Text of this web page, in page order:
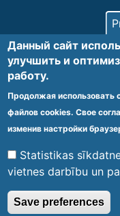
Обеспечиваем
функциональными
Footer
menu
Vietnes
© 2020 Kūrorta
aizsargātas.
Данный сайт
улучшить и
работу.
Продолжая использовать
файлов cookies. Свое
изменив настройки
Statistikas
vietnes darbību un
Save preferences